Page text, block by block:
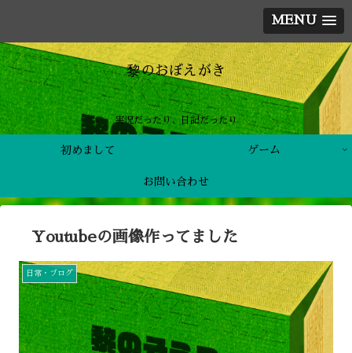
MENU
黎のおぼえがき
実況だったり、日記だったり
初めまして ゲーム
お問い合わせ
Youtubeの画像作ってました
日常・ブログ